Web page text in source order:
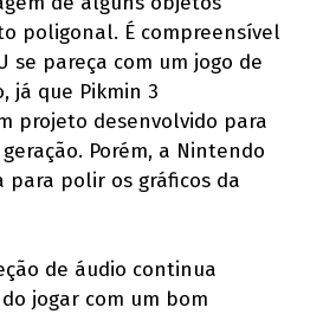
poligonal. É compreensível
se pareça com um jogo de
já que Pikmin 3
projeto desenvolvido para
Porém, a Nintendo
para polir os gráficos da
de áudio continua
jogar com um bom